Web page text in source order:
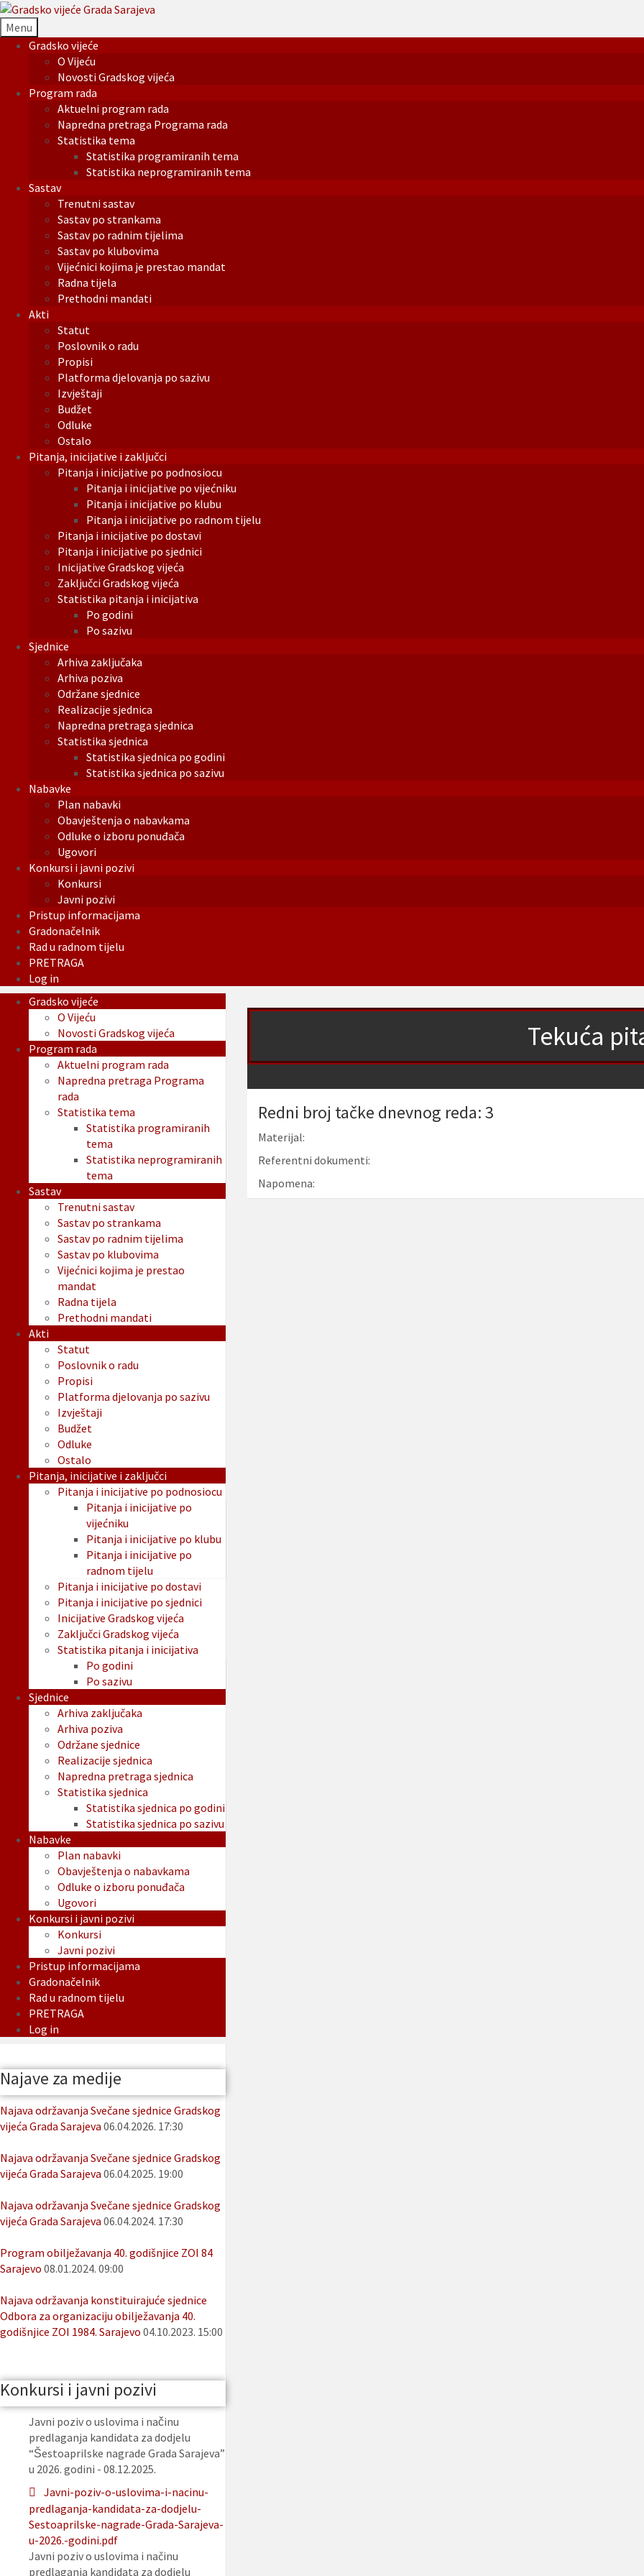
Menu
Gradsko vijeće
O Vijeću
Novosti Gradskog vijeća
Program rada
Aktuelni program rada
Napredna pretraga Programa rada
Statistika tema
Statistika programiranih tema
Statistika neprogramiranih tema
Sastav
Trenutni sastav
Sastav po strankama
Sastav po radnim tijelima
Sastav po klubovima
Vijećnici kojima je prestao mandat
Radna tijela
Prethodni mandati
Akti
Statut
Poslovnik o radu
Propisi
Platforma djelovanja po sazivu
Izvještaji
Budžet
Odluke
Ostalo
Pitanja, inicijative i zaključci
Pitanja i inicijative po podnosiocu
Pitanja i inicijative po vijećniku
Pitanja i inicijative po klubu
Pitanja i inicijative po radnom tijelu
Pitanja i inicijative po dostavi
Pitanja i inicijative po sjednici
Inicijative Gradskog vijeća
Zaključci Gradskog vijeća
Statistika pitanja i inicijativa
Po godini
Po sazivu
Sjednice
Arhiva zaključaka
Arhiva poziva
Održane sjednice
Realizacije sjednica
Napredna pretraga sjednica
Statistika sjednica
Statistika sjednica po godini
Statistika sjednica po sazivu
Nabavke
Plan nabavki
Obavještenja o nabavkama
Odluke o izboru ponuđača
Ugovori
Konkursi i javni pozivi
Konkursi
Javni pozivi
Pristup informacijama
Gradonačelnik
Rad u radnom tijelu
PRETRAGA
Log in
Tekuća
Redni broj tačke dnevnog reda: 3
Materijal:
Referentni dokumenti:
Napomena:
Gradsko vijeće
O Vijeću
Novosti Gradskog vijeća
Program rada
Aktuelni program rada
Napredna pretraga Programa
rada
Statistika tema
Statistika programiranih
tema
Statistika neprogramiranih
tema
Sastav
Trenutni sastav
Sastav po strankama
Sastav po radnim tijelima
Sastav po klubovima
Vijećnici kojima je prestao
mandat
Radna tijela
Prethodni mandati
Akti
Statut
Poslovnik o radu
Propisi
Platforma djelovanja po sazivu
Izvještaji
Budžet
Odluke
Ostalo
Pitanja, inicijative i zaključci
Pitanja i inicijative po podnosiocu
Pitanja i inicijative po
vijećniku
Pitanja i inicijative po klubu
Pitanja i inicijative po
radnom tijelu
Pitanja i inicijative po dostavi
Pitanja i inicijative po sjednici
Inicijative Gradskog vijeća
Zaključci Gradskog vijeća
Statistika pitanja i inicijativa
Po godini
Po sazivu
Sjednice
Arhiva zaključaka
Arhiva poziva
Održane sjednice
Realizacije sjednica
Napredna pretraga sjednica
Statistika sjednica
Statistika sjednica po godini
Statistika sjednica po sazivu
Nabavke
Plan nabavki
Obavještenja o nabavkama
Odluke o izboru ponuđača
Ugovori
Konkursi i javni pozivi
Konkursi
Javni pozivi
Pristup informacijama
Gradonačelnik
Rad u radnom tijelu
PRETRAGA
Log in
Najave za medije
Najava održavanja Svečane sjednice Gradskog
vijeća Grada Sarajeva 06.04.2026. 17:30
Najava održavanja Svečane sjednice Gradskog
vijeća Grada Sarajeva 06.04.2025. 19:00
Najava održavanja Svečane sjednice Gradskog
vijeća Grada Sarajeva 06.04.2024. 17:30
Program obilježavanja 40. godišnjice ZOI 84
Sarajevo 08.01.2024. 09:00
Najava održavanja konstituirajuće sjednice
Odbora za organizaciju obilježavanja 40.
godišnjice ZOI 1984. Sarajevo 04.10.2023. 15:00
Konkursi i javni pozivi
Javni poziv o uslovima i načinu
predlaganja kandidata za dodjelu
“Šestoaprilske nagrade Grada Sarajeva”
u 2026. godini - 08.12.2025.
Javni-poziv-o-uslovima-i-nacinu-
predlaganja-kandidata-za-dodjelu-
Sestoaprilske-nagrade-Grada-Sarajeva-
u-2026.-godini.pdf
Javni poziv o uslovima i načinu
predlaganja kandidata za dodjelu